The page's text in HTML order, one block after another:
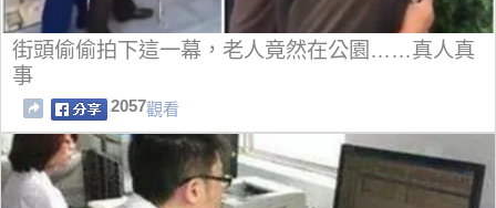
街頭偷偷拍下這一幕，老人竟然在公園……真人真
事
2057觀看